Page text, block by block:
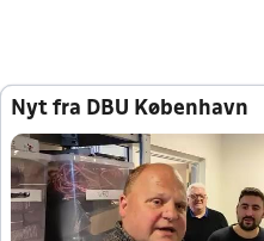
Nyt fra DBU København